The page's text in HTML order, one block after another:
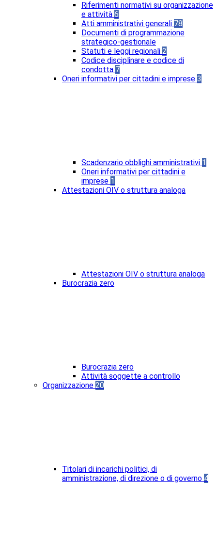
Riferimenti normativi su organizzazione
e attività 6
Atti amministrativi generali 78
Documenti di programmazione
strategico-gestionale
Statuti e leggi regionali 2
Codice disciplinare e codice di
condotta 7
Oneri informativi per cittadini e imprese 3
Scadenzario obblighi amministrativi 1
Oneri informativi per cittadini e
imprese 1
Attestazioni OIV o struttura analoga
Attestazioni OIV o struttura analoga
Burocrazia zero
Burocrazia zero
Attività soggette a controllo
Organizzazione 20
Titolari di incarichi politici, di
amministrazione, di direzione o di governo 4